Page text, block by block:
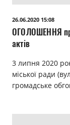
26.06.2020 15:08
ОГОЛОШЕННЯ
актів
3 липня 2020
міської ради
громадське